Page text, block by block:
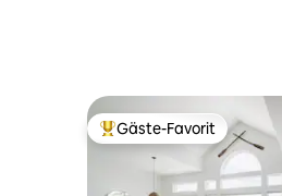
Beliebter Gäste-Favorit.
Gäste-Favorit